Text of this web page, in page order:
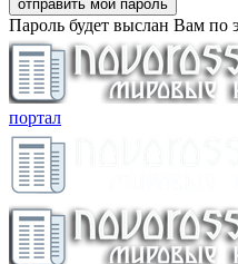
Пароль будет выслан Вам по
портал